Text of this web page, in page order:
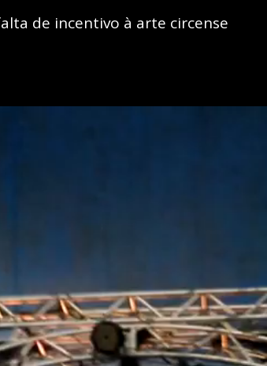
de incentivo à arte circense